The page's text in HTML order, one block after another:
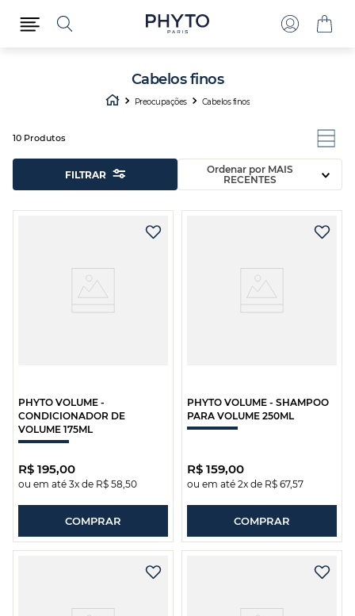
Cabelos finos
Preocupações Cabelos finos
10 Produtos
FILTRAR Ordenar por MAIS
RECENTES
PHYTO VOLUME -
CONDICIONADOR DE
VOLUME 175ML
R$ 195,00
ou em até 3x de R$ 58,50
COMPRAR
PHYTO VOLUME - SHAMPOO
PARA VOLUME 250ML
R$ 159,00
ou em até 2x de R$ 67,57
COMPRAR